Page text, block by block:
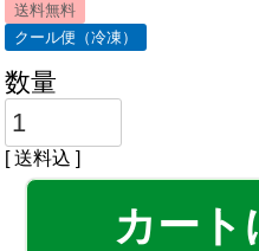
送料無料
クール便（冷凍）
カート
送料込